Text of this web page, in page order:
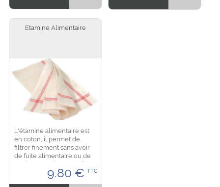
Etamine Alimentaire
L'étamine alimentaire est
en coton, il permet de
filtrer finement sans avoir
de fuite alimentaire ou de
tamiser, convient pour les
fruits rouges, fromage ou
autres aliments.
9.80 € TTC